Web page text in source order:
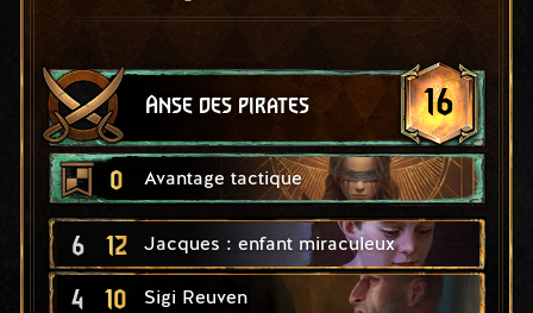
Anse des pirates 16
0 Avantage tactique
6 12 Jacques : enfant miraculeux
4 10 Sigi Reuven